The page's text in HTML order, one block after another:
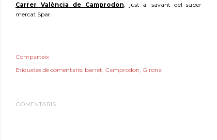
Carrer València de Camprodon, just al savant del super
mercat Spar.
Comparteix
Etiquetes de comentaris: barret Camprodon Girona
COMENTARIS